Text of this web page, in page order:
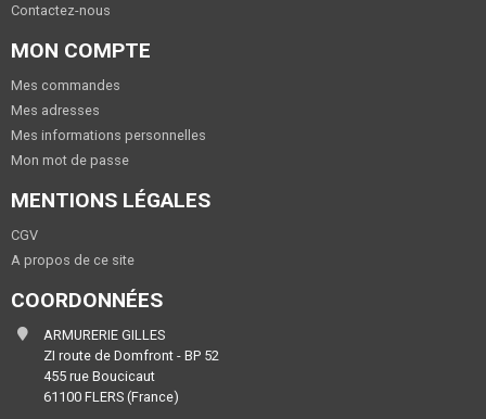
Contactez-nous
MON COMPTE
Mes commandes
Mes adresses
Mes informations personnelles
Mon mot de passe
MENTIONS LÉGALES
CGV
A propos de ce site
COORDONNÉES
ARMURERIE GILLES
ZI route de Domfront - BP 52
455 rue Boucicaut
61100 FLERS (France)